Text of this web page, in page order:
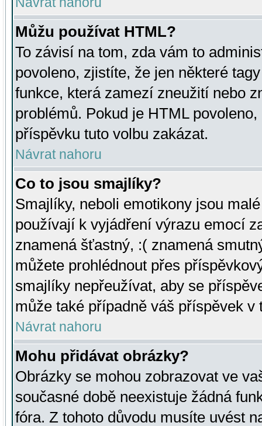
Můžu používat HTML?
To závisí na tom, zda vám to
povoleno, zjistíte, že jen některé
funkce, která zamezí zneužití nebo
problémů. Pokud je HTML
příspěvku tuto volbu zakázat.
Návrat nahoru
Co to jsou smajlíky?
Smajlíky, neboli emotikony jsou
používají k vyjádření výrazu emocí
znamená šťastný, :( znamená
můžete prohlédnout přes
smajlíky nepřeužívat, aby se
může také případně váš příspěvek v
Návrat nahoru
Mohu přidávat obrázky?
Obrázky se mohou zobrazovat ve
současné době neexistuje žádná
fóra. Z tohoto důvodu musíte uvést